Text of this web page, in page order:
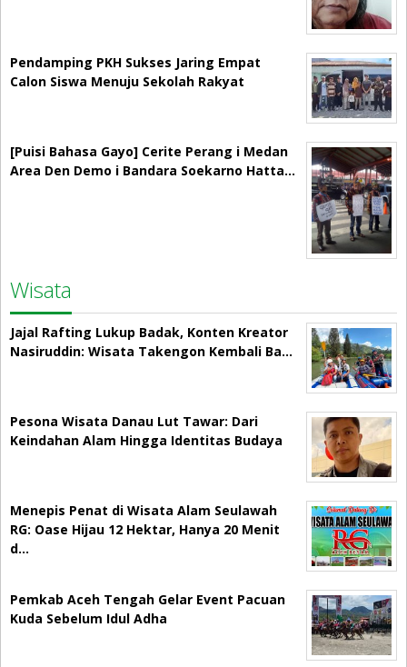
Pendamping PKH Sukses Jaring Empat
Calon Siswa Menuju Sekolah Rakyat
[Puisi Bahasa Gayo] Cerite Perang i Medan
Area Den Demo i Bandara Soekarno Hatta…
Wisata
Jajal Rafting Lukup Badak, Konten Kreator
Nasiruddin: Wisata Takengon Kembali Ba…
Pesona Wisata Danau Lut Tawar: Dari
Keindahan Alam Hingga Identitas Budaya
Menepis Penat di Wisata Alam Seulawah
RG: Oase Hijau 12 Hektar, Hanya 20 Menit
d…
Pemkab Aceh Tengah Gelar Event Pacuan
Kuda Sebelum Idul Adha